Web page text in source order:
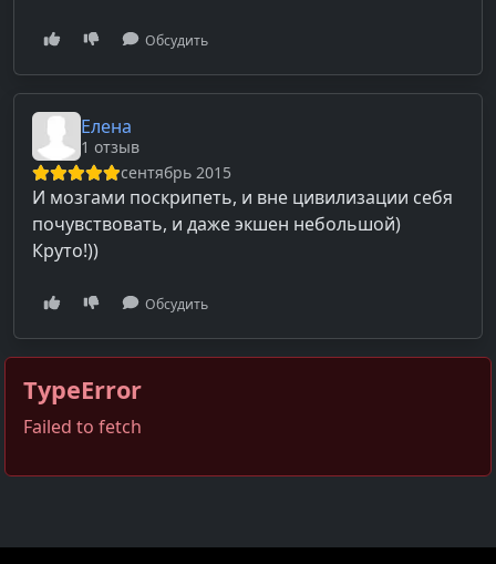
Обсудить
Елена
1 отзыв
сентябрь 2015
И мозгами поскрипеть, и вне цивилизации себя
почувствовать, и даже экшен небольшой)
Круто!))
Обсудить
TypeError
Failed to fetch